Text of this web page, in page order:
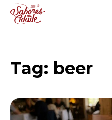
Tag: beer